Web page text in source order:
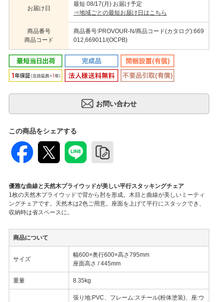
お届け日
最短 08/17(月) お届け予定
⇒地域ごとの最短お届け日はこちら
商品番号
商品コード
商品番号:PROVOUR-N/商品コード(カタログ):669
012,669011/(OCPB)
この商品をシェアする
優雅な曲線と天然木プライウッドが美しい平行スタッキングチェア
1枚の天然木プライウッドで背から肘を形成。木目と曲線が美しいミーティ
ングチェアです。天然木は2色ご用意。座面を上げて平行にスタックでき、
収納時は省スペースに。
商品について
サイズ
幅600×奥行600×高さ795mm
座面高さ / 445mm
重量 8.35kg
張り地:PVC、フレーム:スチール(粉体塗装)、座:ウ